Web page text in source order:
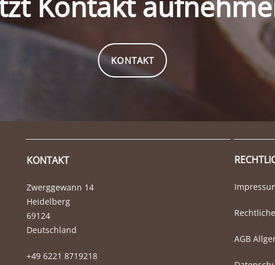
KONTAKT
KONTAKT
Zwerggewann 14
Heidelberg
69124
Deutschland
+49 6221 8719218
AGB